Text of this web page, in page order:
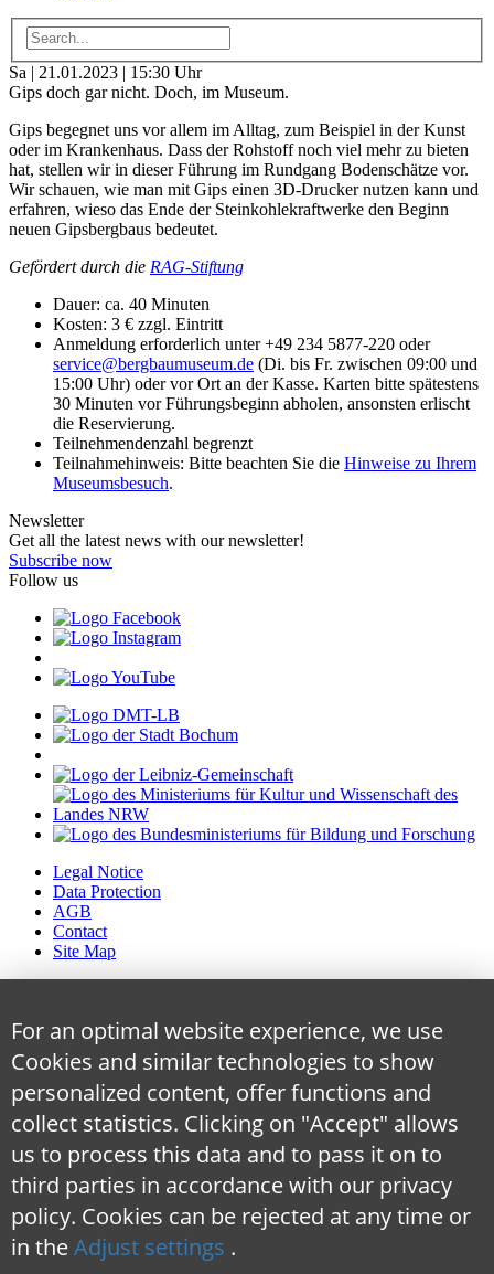
Sa | 21.01.2023 | 15:30 Uhr
Gips doch gar nicht. Doch, im Museum.
Gips begegnet uns vor allem im Alltag, zum Beispiel in der Kunst
oder im Krankenhaus. Dass der Rohstoff noch viel mehr zu bieten
hat, stellen wir in dieser Führung im Rundgang Bodenschätze vor.
Wir schauen, wie man mit Gips einen 3D-Drucker nutzen kann und
erfahren, wieso das Ende der Steinkohlekraftwerke den Beginn
neuen Gipsbergbaus bedeutet.
Gefördert durch die RAG-Stiftung
Dauer: ca. 40 Minuten
Kosten: 3 € zzgl. Eintritt
Anmeldung erforderlich unter +49 234 5877-220 oder
service@bergbaumuseum.de (Di. bis Fr. zwischen 09:00 und
15:00 Uhr) oder vor Ort an der Kasse. Karten bitte spätestens
30 Minuten vor Führungsbeginn abholen, ansonsten erlischt
die Reservierung.
Teilnehmendenzahl begrenzt
Teilnahmehinweis: Bitte beachten Sie die Hinweise zu Ihrem
Museumsbesuch.
Newsletter
Get all the latest news with our newsletter!
Subscribe now
Follow us
Legal Notice
Data Protection
AGB
Contact
Site Map
For an optimal website experience, we use
Cookies and similar technologies to show
personalized content, offer functions and
collect statistics. Clicking on "Accept" allows
us to process this data and to pass it on to
third parties in accordance with our privacy
policy. Cookies can be rejected at any time or
in theAdjust settings .